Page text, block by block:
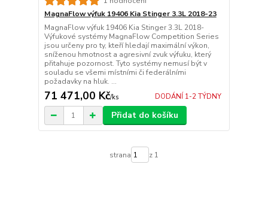
MagnaFlow výfuk 19406 Kia Stinger 3.3L 2018-23
MagnaFlow výfuk 19406 Kia Stinger 3.3L 2018-
Výfukové systémy MagnaFlow Competition Series
jsou určeny pro ty, kteří hledají maximální výkon,
sníženou hmotnost a agresivní zvuk výfuku, který
přitahuje pozornost. Tyto systémy nemusí být v
souladu se všemi místními či federálními
požadavky na hluk. ...
71 471,00 Kč/ks DODÁNÍ 1-2 TÝDNY
Přidat do košíku
strana z 1